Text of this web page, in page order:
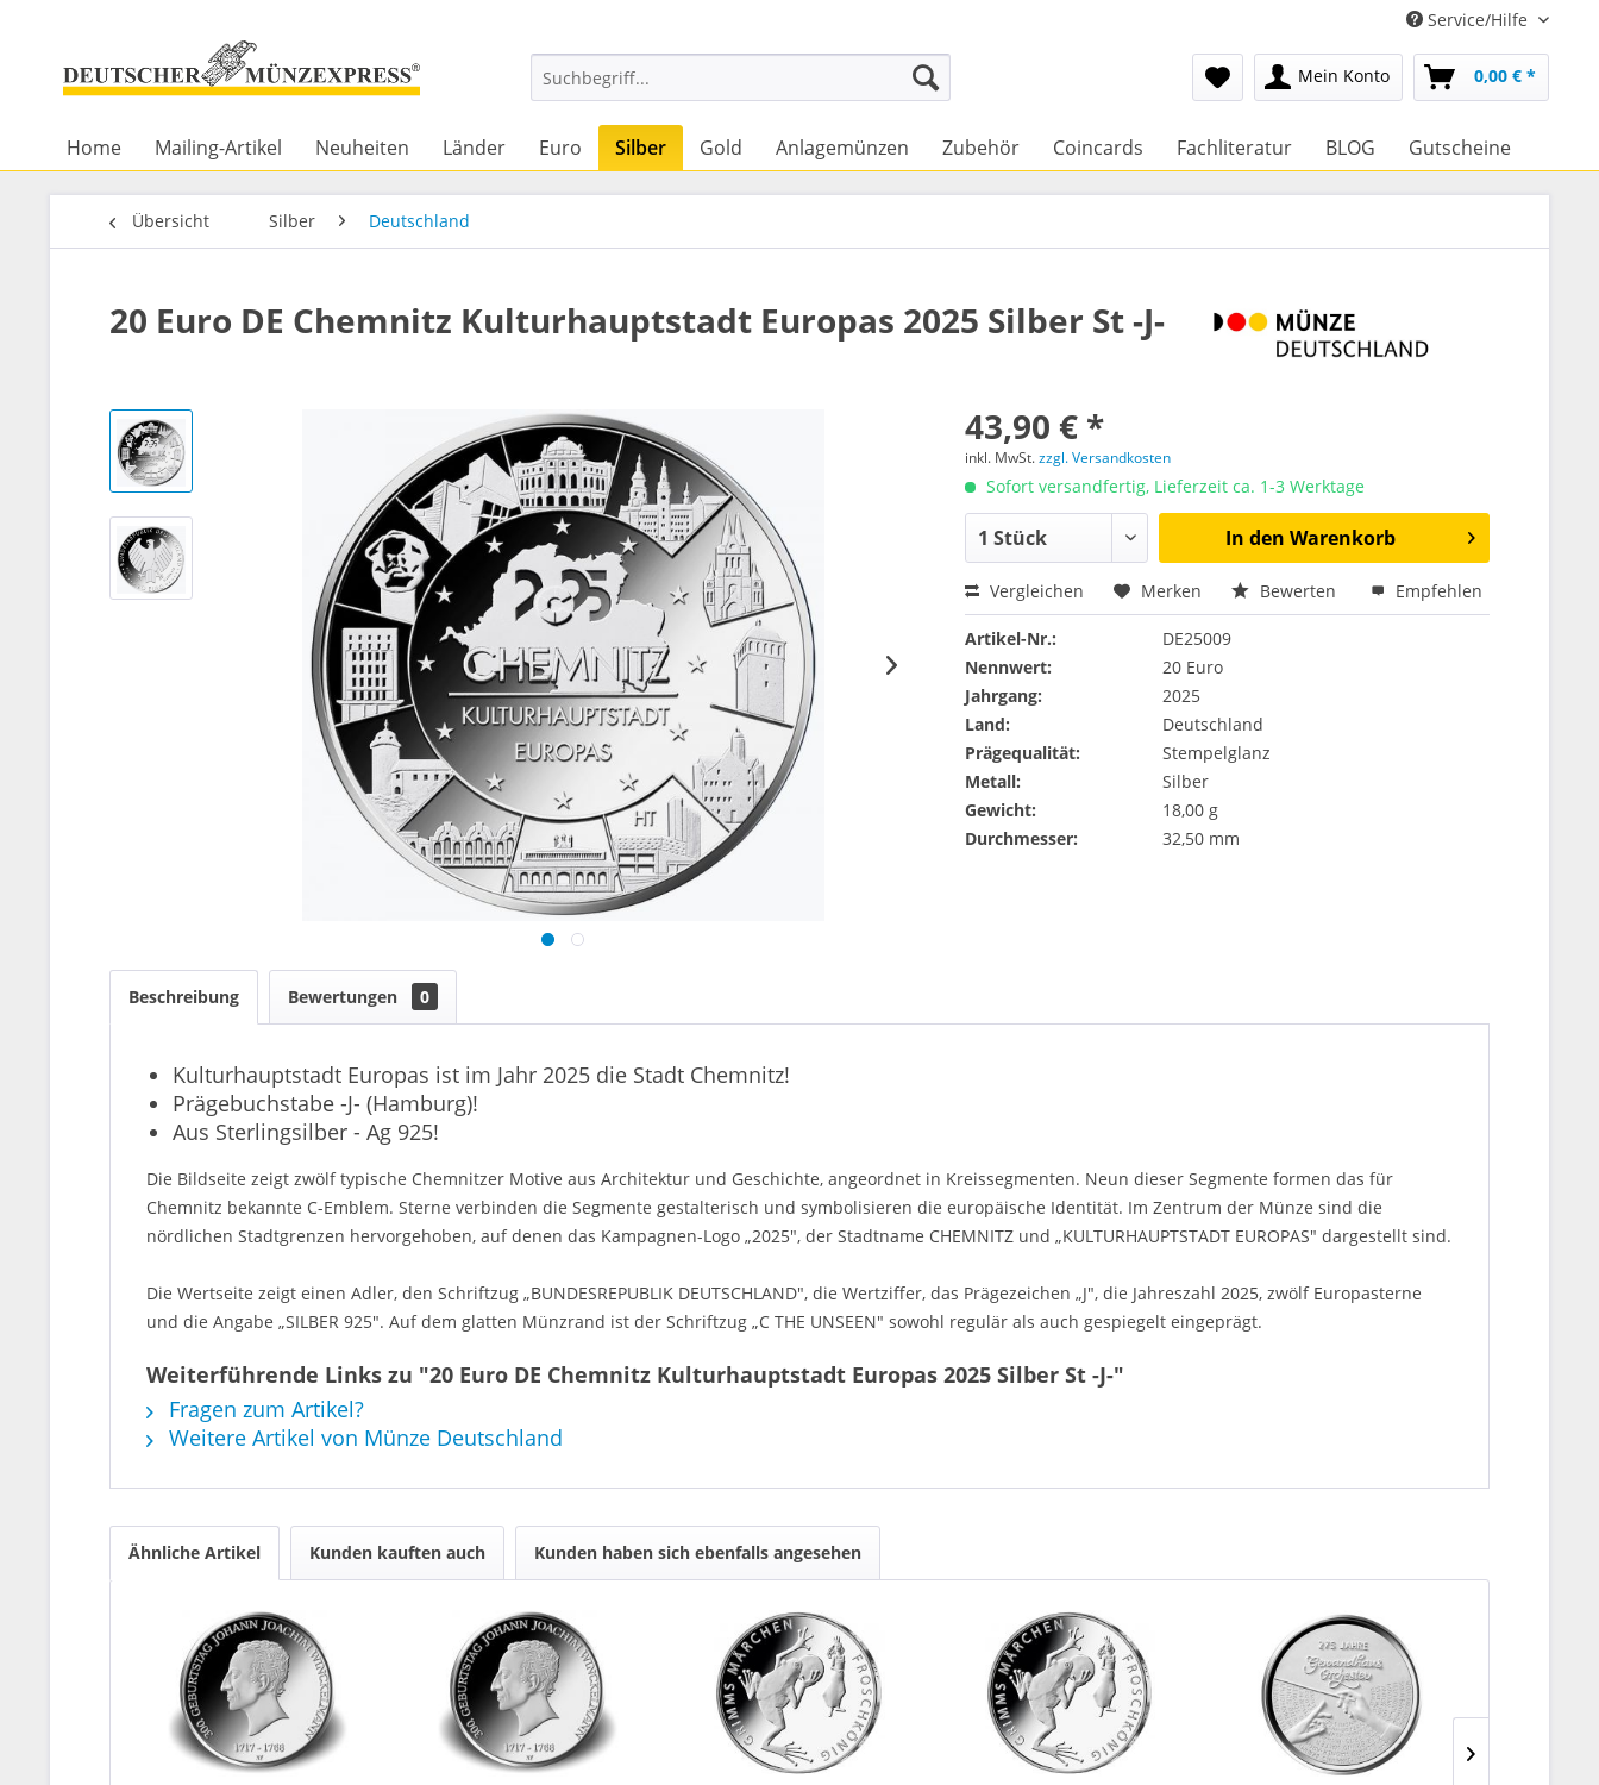
Service/Hilfe
Mein Konto 0,00 € *
Home Mailing-Artikel Neuheiten Länder Euro Silber Gold Anlagemünzen Zubehör Coincards Fachliteratur BLOG Gutscheine
Übersicht Silber Deutschland
20 Euro DE Chemnitz Kulturhauptstadt Europas 2025 Silber St -J-
43,90 € *
inkl. MwSt.zzgl. Versandkosten
Sofort versandfertig, Lieferzeit ca. 1-3 Werktage
In den Warenkorb
Vergleichen Merken Bewerten Empfehlen
Artikel-Nr.:
DE25009
Nennwert:
20 Euro
Jahrgang:
2025
Land:
Deutschland
Prägequalität:
Stempelglanz
Metall:
Silber
Gewicht:
18,00 g
Durchmesser:
32,50 mm
Beschreibung Bewertungen 0
Kulturhauptstadt Europas ist im Jahr 2025 die Stadt Chemnitz!
Prägebuchstabe -J- (Hamburg)!
Aus Sterlingsilber - Ag 925!
Die Bildseite zeigt zwölf typische Chemnitzer Motive aus Architektur und Geschichte, angeordnet in Kreissegmenten. Neun dieser Segmente formen das für
Chemnitz bekannte C-Emblem. Sterne verbinden die Segmente gestalterisch und symbolisieren die europäische Identität. Im Zentrum der Münze sind die
nördlichen Stadtgrenzen hervorgehoben, auf denen das Kampagnen-Logo „2025", der Stadtname CHEMNITZ und „KULTURHAUPTSTADT EUROPAS" dargestellt sind.
Die Wertseite zeigt einen Adler, den Schriftzug „BUNDESREPUBLIK DEUTSCHLAND", die Wertziffer, das Prägezeichen „J", die Jahreszahl 2025, zwölf Europasterne
und die Angabe „SILBER 925". Auf dem glatten Münzrand ist der Schriftzug „C THE UNSEEN" sowohl regulär als auch gespiegelt eingeprägt.
Weiterführende Links zu "20 Euro DE Chemnitz Kulturhauptstadt Europas 2025 Silber St -J-"
Fragen zum Artikel?
Weitere Artikel von Münze Deutschland
Ähnliche Artikel Kunden kauften auch Kunden haben sich ebenfalls angesehen